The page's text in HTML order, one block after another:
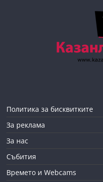
Политика за бисквитките
За реклама
За нас
Събития
Времето и Webcams